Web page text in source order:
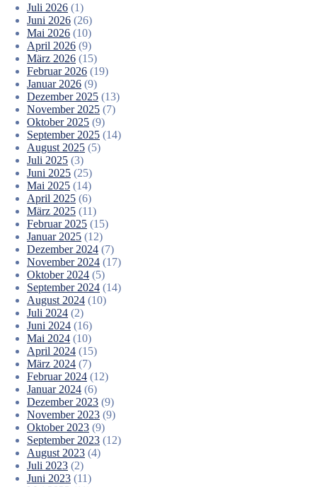
Juli 2026 (1)
Juni 2026 (26)
Mai 2026 (10)
April 2026 (9)
März 2026 (15)
Februar 2026 (19)
Januar 2026 (9)
Dezember 2025 (13)
November 2025 (7)
Oktober 2025 (9)
September 2025 (14)
August 2025 (5)
Juli 2025 (3)
Juni 2025 (25)
Mai 2025 (14)
April 2025 (6)
März 2025 (11)
Februar 2025 (15)
Januar 2025 (12)
Dezember 2024 (7)
November 2024 (17)
Oktober 2024 (5)
September 2024 (14)
August 2024 (10)
Juli 2024 (2)
Juni 2024 (16)
Mai 2024 (10)
April 2024 (15)
März 2024 (7)
Februar 2024 (12)
Januar 2024 (6)
Dezember 2023 (9)
November 2023 (9)
Oktober 2023 (9)
September 2023 (12)
August 2023 (4)
Juli 2023 (2)
Juni 2023 (11)